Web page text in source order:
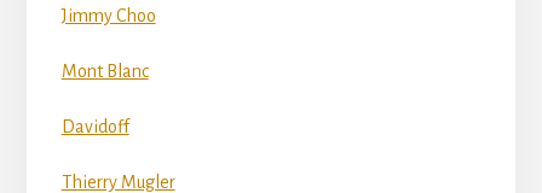
Jimmy Choo
Mont Blanc
Davidoff
Thierry Mugler